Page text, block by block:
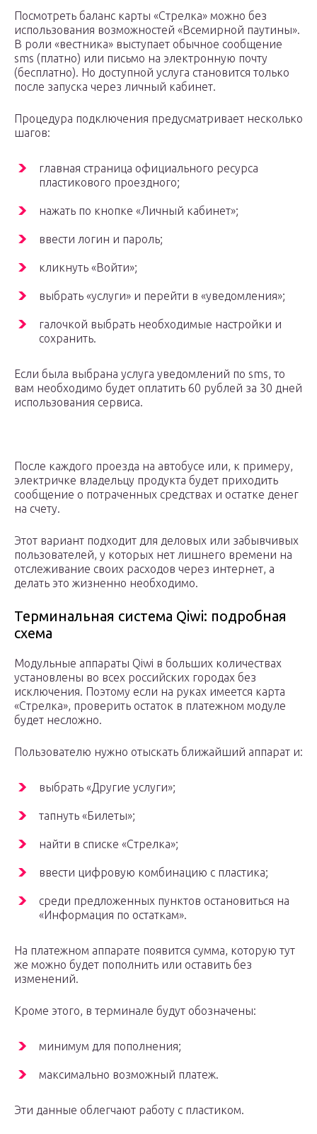
Посмотреть баланс карты «Стрелка» можно без
использования возможностей «Всемирной паутины».
В роли «вестника» выступает обычное сообщение
sms (платно) или письмо на электронную почту
(бесплатно). Но доступной услуга становится только
после запуска через личный кабинет.
Процедура подключения предусматривает несколько
шагов:
главная страница официального ресурса
пластикового проездного;
нажать по кнопке «Личный кабинет»;
ввести логин и пароль;
кликнуть «Войти»;
выбрать «услуги» и перейти в «уведомления»;
галочкой выбрать необходимые настройки и
сохранить.
Если была выбрана услуга уведомлений по sms, то
вам необходимо будет оплатить 60 рублей за 30 дней
использования сервиса.
После каждого проезда на автобусе или, к примеру,
электричке владельцу продукта будет приходить
сообщение о потраченных средствах и остатке денег
на счету.
Этот вариант подходит для деловых или забывчивых
пользователей, у которых нет лишнего времени на
отслеживание своих расходов через интернет, а
делать это жизненно необходимо.
Терминальная система Qiwi: подробная
схема
Модульные аппараты Qiwi в больших количествах
установлены во всех российских городах без
исключения. Поэтому если на руках имеется карта
«Стрелка», проверить остаток в платежном модуле
будет несложно.
Пользователю нужно отыскать ближайший аппарат и:
выбрать «Другие услуги»;
тапнуть «Билеты»;
найти в списке «Стрелка»;
ввести цифровую комбинацию с пластика;
среди предложенных пунктов остановиться на
«Информация по остаткам».
На платежном аппарате появится сумма, которую тут
же можно будет пополнить или оставить без
изменений.
Кроме этого, в терминале будут обозначены:
минимум для пополнения;
максимально возможный платеж.
Эти данные облегчают работу с пластиком.